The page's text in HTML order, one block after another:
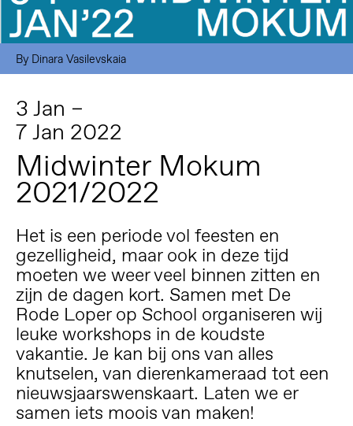
By Dinara Vasilevskaia
3 Jan –
7 Jan 2022
Midwinter Mokum
2021/2022
Het is een periode vol feesten en
gezelligheid, maar ook in deze tijd
moeten we weer veel binnen zitten en
zijn de dagen kort. Samen met De
Rode Loper op School organiseren wij
leuke workshops in de koudste
vakantie. Je kan bij ons van alles
knutselen, van dierenkameraad tot een
nieuwsjaarswenskaart. Laten we er
samen iets moois van maken!